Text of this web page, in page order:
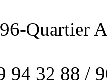
Quartier
94 32 88 /